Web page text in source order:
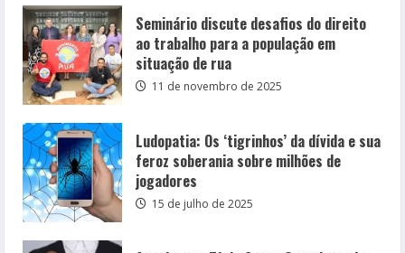
Seminário discute desafios do direito
ao trabalho para a população em
situação de rua
11 de novembro de 2025
Ludopatia: Os ‘tigrinhos’ da dívida e sua
feroz soberania sobre milhões de
jogadores
15 de julho de 2025